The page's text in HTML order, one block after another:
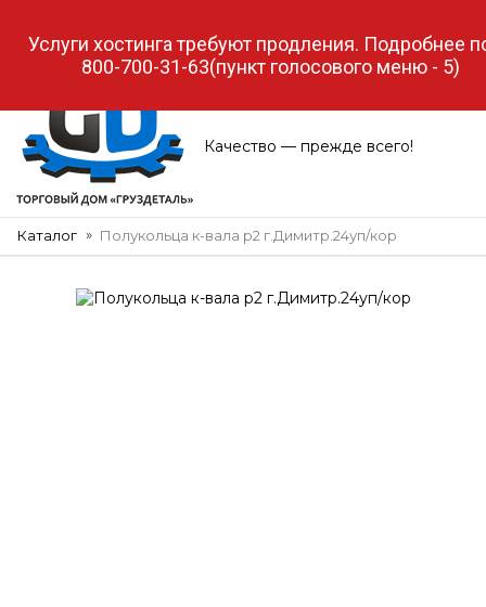
Качество — прежде всего!
Каталог Полукольца к-вала р2 г.Димитр.24уп/кор